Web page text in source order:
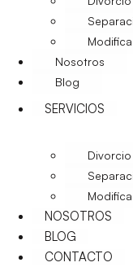
Nosotros
Blog
SERVICIOS
Divorcio
NOSOTROS
BLOG
CONTACTO